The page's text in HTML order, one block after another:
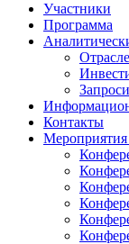
Участники
Программа
Контакты